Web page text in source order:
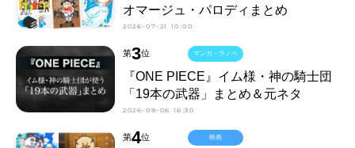
オマージュ・パロディまとめ
2026-07-21 10:00
第3位
『ONE PIECE』イム様・神の騎士団
「19本の武器」まとめ＆元ネタ
2026-08-06 16:30
マンガ・ラノベ
第4位 映画